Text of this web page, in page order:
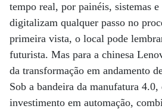
tempo real, por painéis, sistemas e
digitalizam qualquer passo no
primeira vista, o local pode
futurista. Mas para a chinesa
da transformação em andamento
Sob a bandeira da manufatura
investimento em automação,